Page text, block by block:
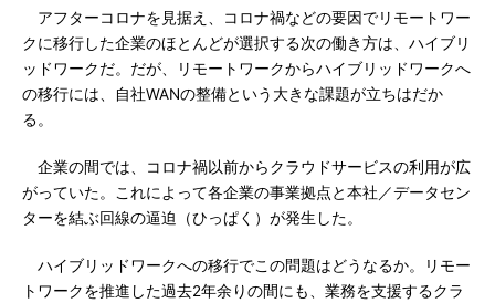
アフターコロナを見据え、コロナ禍などの要因でリモートワー
クに移行した企業のほとんどが選択する次の働き方は、ハイブリ
ッドワークだ。だが、リモートワークからハイブリッドワークへ
の移行には、自社WANの整備という大きな課題が立ちはだか
る。
企業の間では、コロナ禍以前からクラウドサービスの利用が広
がっていた。これによって各企業の事業拠点と本社／データセン
ターを結ぶ回線の逼迫（ひっぱく）が発生した。
ハイブリッドワークへの移行でこの問題はどうなるか。リモー
トワークを推進した過去2年余りの間にも、業務を支援するクラ